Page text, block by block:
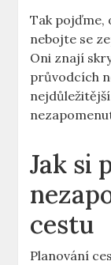
Tak pojďme,
nebojte se
Oni znají
průvodcích
Jak si
cestu
Planování